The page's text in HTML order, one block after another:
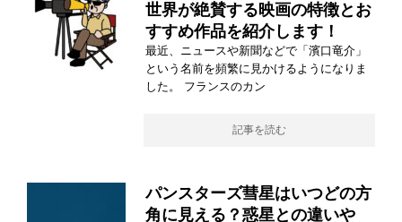
世界が絶賛する映画の特徴とお
すすめ作品を紹介します！
最近、ニュースや新聞などで「濱口竜介」
という名前を頻繁に見かけるようになりま
した。 フランスのカン
記事を読む
パンスターズ彗星はいつどの方
角に見える？惑星との違いや